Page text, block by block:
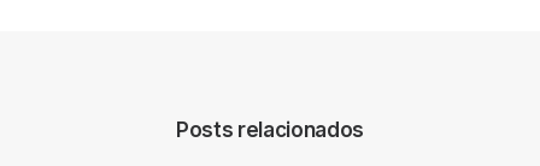
Posts relacionados